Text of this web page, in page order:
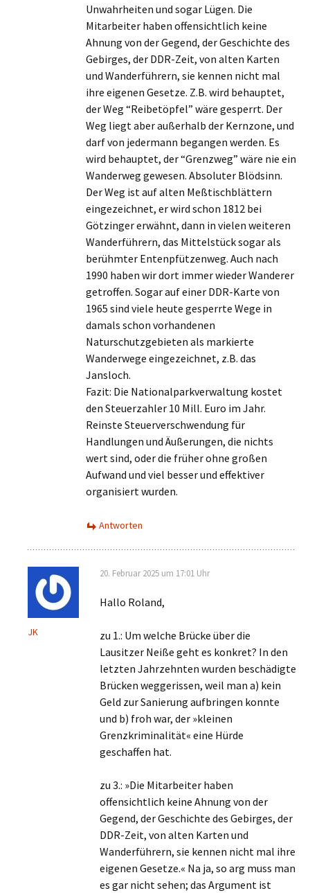
Unwahrheiten und sogar Lügen. Die
Mitarbeiter haben offensichtlich keine
Ahnung von der Gegend, der Geschichte des
Gebirges, der DDR-Zeit, von alten Karten
und Wanderführern, sie kennen nicht mal
ihre eigenen Gesetze. Z.B. wird behauptet,
der Weg “Reibetöpfel” wäre gesperrt. Der
Weg liegt aber außerhalb der Kernzone, und
darf von jedermann begangen werden. Es
wird behauptet, der “Grenzweg” wäre nie ein
Wanderweg gewesen. Absoluter Blödsinn.
Der Weg ist auf alten Meßtischblättern
eingezeichnet, er wird schon 1812 bei
Götzinger erwähnt, dann in vielen weiteren
Wanderführern, das Mittelstück sogar als
berühmter Entenpfützenweg. Auch nach
1990 haben wir dort immer wieder Wanderer
getroffen. Sogar auf einer DDR-Karte von
1965 sind viele heute gesperrte Wege in
damals schon vorhandenen
Naturschutzgebieten als markierte
Wanderwege eingezeichnet, z.B. das
Jansloch.
Fazit: Die Nationalparkverwaltung kostet
den Steuerzahler 10 Mill. Euro im Jahr.
Reinste Steuerverschwendung für
Handlungen und Äußerungen, die nichts
wert sind, oder die früher ohne großen
Aufwand und viel besser und effektiver
organisiert wurden.
Antworten
JK
20. Februar 2025 um 17:01 Uhr
Hallo Roland,
zu 1.: Um welche Brücke über die
Lausitzer Neiße geht es konkret? In den
letzten Jahrzehnten wurden beschädigte
Brücken weggerissen, weil man a) kein
Geld zur Sanierung aufbringen konnte
und b) froh war, der »kleinen
Grenzkriminalität« eine Hürde
geschaffen hat.
zu 3.: »Die Mitarbeiter haben
offensichtlich keine Ahnung von der
Gegend, der Geschichte des Gebirges, der
DDR-Zeit, von alten Karten und
Wanderführern, sie kennen nicht mal ihre
eigenen Gesetze.« Na ja, so arg muss man
es gar nicht sehen; das Argument ist